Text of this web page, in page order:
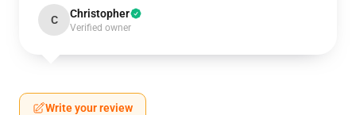
C Christopher
Verified owner
Write your review